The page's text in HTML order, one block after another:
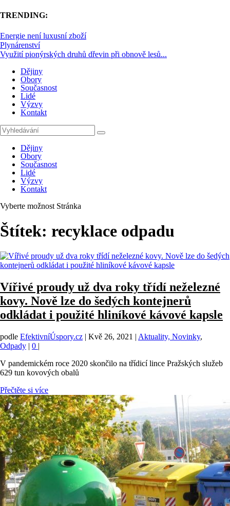
TRENDING:
Energie není luxusní zboží
Plynárenství
Využití pionýrských druhů dřevin při obnově lesů...
Dějiny
Obory
Současnost
Lidé
Výzvy
Kontakt
Dějiny
Obory
Současnost
Lidé
Výzvy
Kontakt
Vyberte možnost Stránka
Štítek: recyklace odpadu
Vířivé proudy už dva roky třídí neželezné
kovy. Nově lze do šedých kontejnerů
odkládat i použité hliníkové kávové kapsle
podle EfektivníÚspory.cz | Kvě 26, 2021 | Aktuality, Novinky,
Odpady | 0 |
V pandemickém roce 2020 skončilo na třídicí lince Pražských služeb
629 tun kovových obalů
Přečtěte si více